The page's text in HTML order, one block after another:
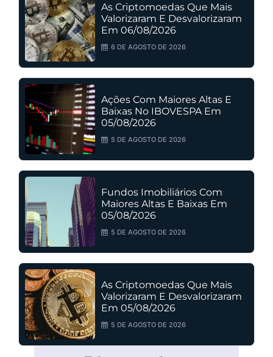
As Criptomoedas Que Mais
Valorizaram E Desvalorizaram
Em 06/08/2026
6 DE AGOSTO DE 2026
Ações Com Maiores Altas E
Baixas No IBOVESPA Em
05/08/2026
5 DE AGOSTO DE 2026
Fundos Imobiliários Com
Maiores Altas E Baixas Em
05/08/2026
5 DE AGOSTO DE 2026
As Criptomoedas Que Mais
Valorizaram E Desvalorizaram
Em 05/08/2026
5 DE AGOSTO DE 2026